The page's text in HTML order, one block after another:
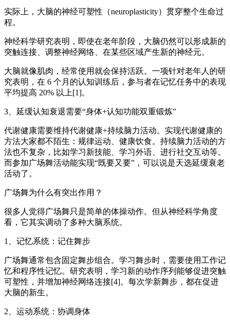
实际上，大脑的神经可塑性（neuroplasticity）贯穿整个生命过
程。
神经科学研究表明，即使在老年阶段，大脑仍然可以形成新的
突触连接、调整神经网络、在某些区域产生新的神经元。
大脑就像肌肉，经常使用就会保持活跃。一项针对老年人的研
究表明，在 6 个月的认知训练后，参与者在记忆任务中的表现
平均提高 20% 以上[1]。
3、延缓认知衰退需要“身体+认知功能双重锻炼”
代谢健康需要维持代谢健康+持续脑力活动。实现代谢健康的
方法大家都不陌生：规律运动、健康饮食。持续脑力活动的方
法也不复杂，比如学习新技能、学习外语、进行社交互动等。
而参加广场舞活动能实现“既要又要”，可以说是天选延缓衰老
活动了。
广场舞为什么有突出作用？
很多人觉得广场舞只是简单的体操动作。但从神经科学角度
看，它其实调动了多种大脑系统。
1、记忆系统：记住舞步
广场舞通常包含固定舞步组合。学习舞步时，需要使用工作记
忆和程序性记忆。研究表明，学习新的动作序列能够促进突触
可塑性，并增加神经网络连接[4]。每次学新舞步，都在促进
大脑的新生。
2、运动系统：协调身体